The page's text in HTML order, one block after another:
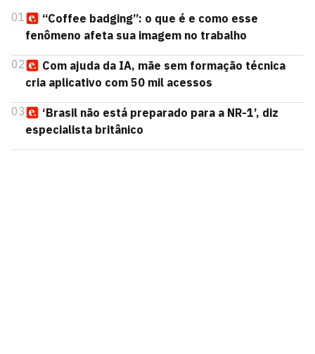
01
“Coffee badging”: o que é e como esse
fenômeno afeta sua imagem no trabalho
02
Com ajuda da IA, mãe sem formação técnica
cria aplicativo com 50 mil acessos
03
‘Brasil não está preparado para a NR-1’, diz
especialista britânico